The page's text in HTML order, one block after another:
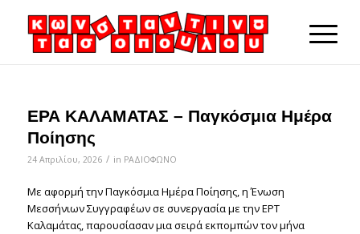
ΕΡΑ ΚΑΛΑΜΑΤΑΣ – Παγκόσμια Ημέρα
Ποίησης
24 Απριλίου, 2026 / in ΡΑΔΙΟΦΩΝΟ
Με αφορμή την Παγκόσμια Ημέρα Ποίησης, η Ένωση
Μεσσήνιων Συγγραφέων σε συνεργασία με την ΕΡΤ
Καλαμάτας, παρουσίασαν μια σειρά εκπομπών τον μήνα